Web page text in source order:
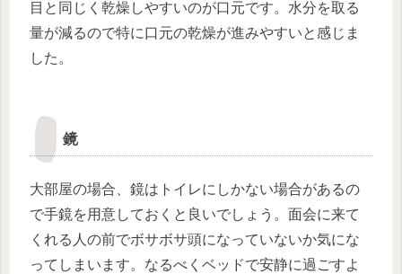
目と同じく乾燥しやすいのが口元です。水分を取る
量が減るので特に口元の乾燥が進みやすいと感じま
した。
鏡
大部屋の場合、鏡はトイレにしかない場合があるの
で手鏡を用意しておくと良いでしょう。面会に来て
くれる人の前でボサボサ頭になっていないか気にな
ってしまいます。なるべくベッドで安静に過ごすよ